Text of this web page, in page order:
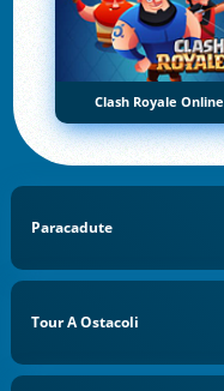
Clash Royale Online
Paracadute
Tour A Ostacoli